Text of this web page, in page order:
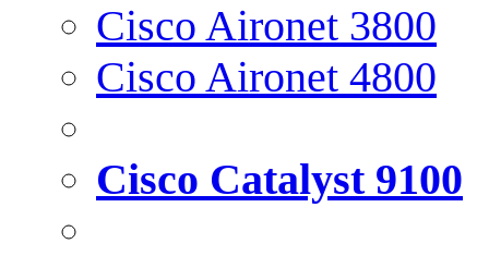
Cisco Aironet 3800
Cisco Aironet 4800
Cisco Catalyst 9100